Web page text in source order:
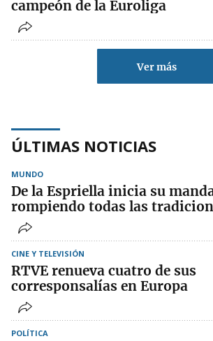
campeón de la Euroliga
Ver más
ÚLTIMAS NOTICIAS
MUNDO
De la Espriella inicia su
rompiendo todas las
CINE Y TELEVISIÓN
RTVE renueva cuatro de sus
corresponsalías en Europa
POLÍTICA